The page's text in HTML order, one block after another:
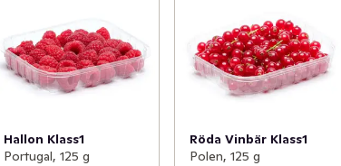
Hallon Klass1
Portugal, 125 g
Röda Vinbär Klass1
Polen, 125 g